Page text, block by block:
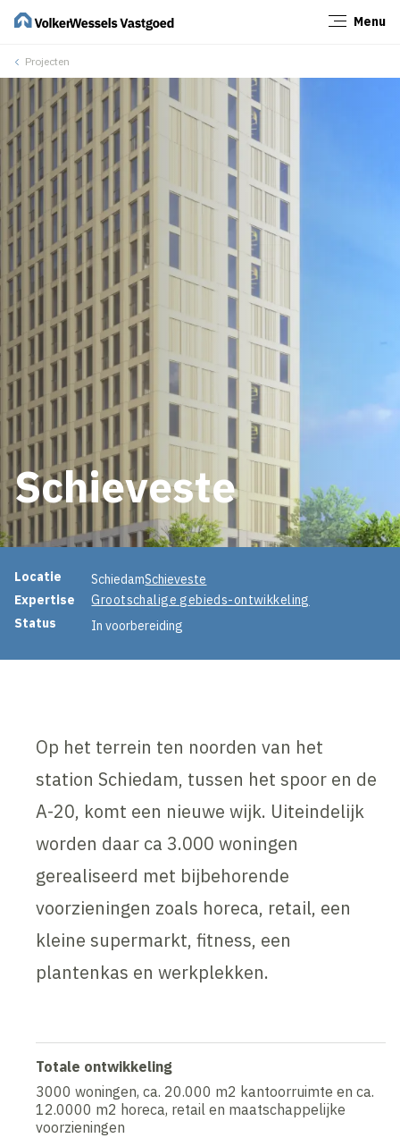
Menu
Projecten
Schieveste
Projectinformatie
Locatie SchiedamSchieveste
Expertise
Grootschalige gebieds-ontwikkeling
Status
In voorbereiding
Op het terrein ten noorden van het
station Schiedam, tussen het spoor en de
A-20, komt een nieuwe wijk. Uiteindelijk
worden daar ca 3.000 woningen
gerealiseerd met bijbehorende
voorzieningen zoals horeca, retail, een
kleine supermarkt, fitness, een
plantenkas en werkplekken.
Totale ontwikkeling
3000 woningen, ca. 20.000 m2 kantoorruimte en ca.
12.0000 m2 horeca, retail en maatschappelijke
voorzieningen
Sluiten